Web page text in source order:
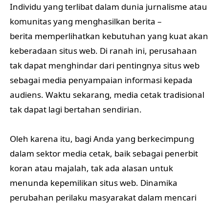
Individu yang terlibat dalam dunia jurnalisme atau
komunitas yang menghasilkan berita –
berita memperlihatkan kebutuhan yang kuat akan
keberadaan situs web. Di ranah ini, perusahaan
tak dapat menghindar dari pentingnya situs web
sebagai media penyampaian informasi kepada
audiens. Waktu sekarang, media cetak tradisional
tak dapat lagi bertahan sendirian.
Oleh karena itu, bagi Anda yang berkecimpung
dalam sektor media cetak, baik sebagai penerbit
koran atau majalah, tak ada alasan untuk
menunda kepemilikan situs web. Dinamika
perubahan perilaku masyarakat dalam mencari